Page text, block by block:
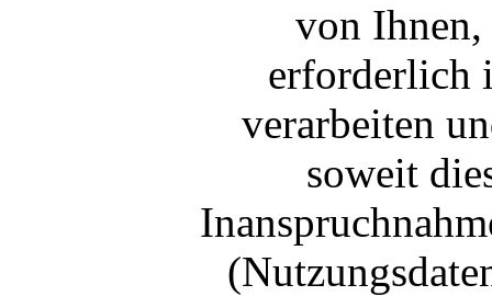
von Ihnen,
erforderlich
verarbeiten
soweit